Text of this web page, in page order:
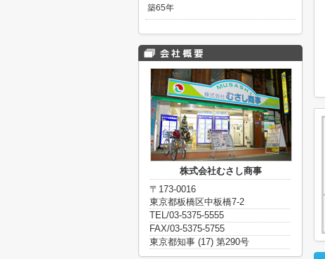
築65年
株式会社むさし商事
〒173-0016
東京都板橋区中板橋7-2
TEL/03-5375-5555
FAX/03-5375-5755
東京都知事 (17) 第290号